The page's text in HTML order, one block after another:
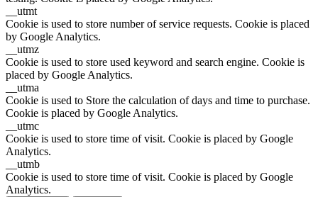
__utmt
Cookie is used to store number of service requests. Cookie is placed
by Google Analytics.
__utmz
Cookie is used to store used keyword and search engine. Cookie is
placed by Google Analytics.
__utma
Cookie is used to Store the calculation of days and time to purchase.
Cookie is placed by Google Analytics.
__utmc
Cookie is used to store time of visit. Cookie is placed by Google
Analytics.
__utmb
Cookie is used to store time of visit. Cookie is placed by Google
Analytics.